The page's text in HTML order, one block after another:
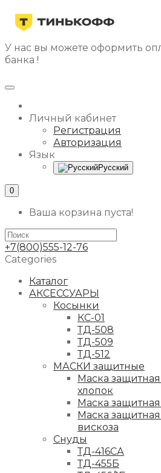
У нас вы можете оформить
банка !
Личный кабинет
Регистрация
Авторизация
Язык
Русский
0
Ваша корзина пуста!
+7(800)555-12-76
Categories
Каталог
АКСЕССУАРЫ
Косынки
КС-01
ТД-508
ТД-509
ТД-512
МАСКИ защитные
Маска
хлопок
Маска
Маска
вискоза
Снуды
ТД-416СА
ТД-455Б